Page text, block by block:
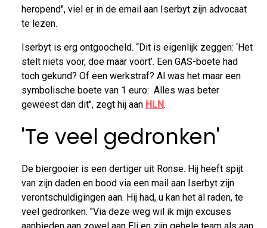
heropend", viel er in de email aan Iserbyt zijn advocaat
te lezen.
Iserbyt is erg ontgoocheld. “Dit is eigenlijk zeggen: ‘Het
stelt niets voor, doe maar voort’. Een GAS-boete had
toch gekund? Of een werkstraf? Al was het maar een
symbolische boete van 1 euro: Alles was beter
geweest dan dit", zegt hij aan HLN.
'Te veel gedronken'
De biergooier is een dertiger uit Ronse. Hij heeft spijt
van zijn daden en bood via een mail aan Iserbyt zijn
verontschuldigingen aan. Hij had, u kan het al raden, te
veel gedronken. "Via deze weg wil ik mijn excuses
aanbieden aan zowel aan Eli en zijn gehele team als aan